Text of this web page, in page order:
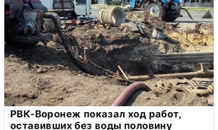
РВК-Воронеж показал ход работ,
оставивших без воды половину